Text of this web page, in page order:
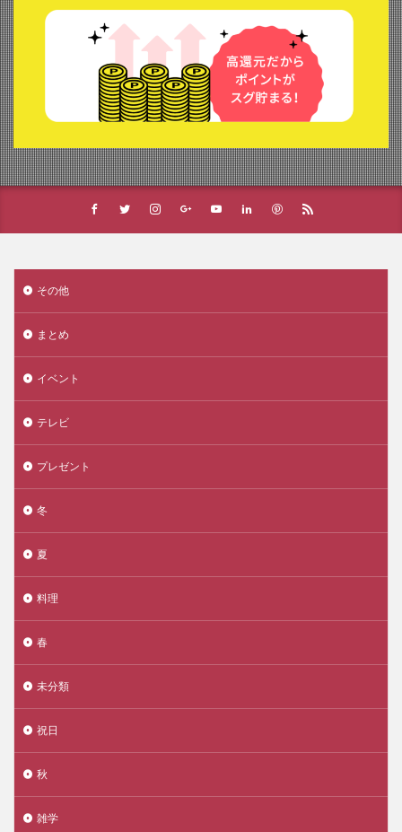
その他
まとめ
イベント
テレビ
プレゼント
冬
夏
料理
春
未分類
祝日
秋
雑学